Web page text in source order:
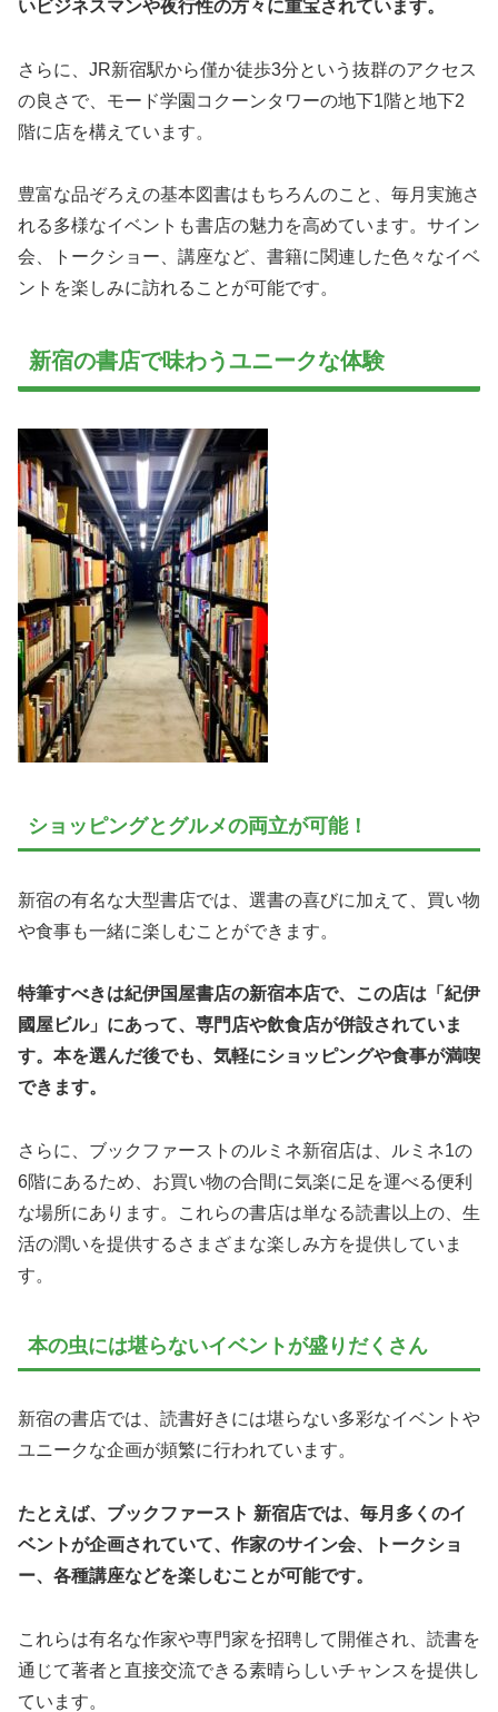
いビジネスマンや夜行性の方々に重宝されています。
さらに、JR新宿駅から僅か徒歩3分という抜群のアクセス
の良さで、モード学園コクーンタワーの地下1階と地下2
階に店を構えています。
豊富な品ぞろえの基本図書はもちろんのこと、毎月実施さ
れる多様なイベントも書店の魅力を高めています。サイン
会、トークショー、講座など、書籍に関連した色々なイベ
ントを楽しみに訪れることが可能です。
新宿の書店で味わうユニークな体験
ショッピングとグルメの両立が可能！
新宿の有名な大型書店では、選書の喜びに加えて、買い物
や食事も一緒に楽しむことができます。
特筆すべきは紀伊国屋書店の新宿本店で、この店は「紀伊
國屋ビル」にあって、専門店や飲食店が併設されていま
す。本を選んだ後でも、気軽にショッピングや食事が満喫
できます。
さらに、ブックファーストのルミネ新宿店は、ルミネ1の
6階にあるため、お買い物の合間に気楽に足を運べる便利
な場所にあります。これらの書店は単なる読書以上の、生
活の潤いを提供するさまざまな楽しみ方を提供していま
す。
本の虫には堪らないイベントが盛りだくさん
新宿の書店では、読書好きには堪らない多彩なイベントや
ユニークな企画が頻繁に行われています。
たとえば、ブックファースト 新宿店では、毎月多くのイ
ベントが企画されていて、作家のサイン会、トークショ
ー、各種講座などを楽しむことが可能です。
これらは有名な作家や専門家を招聘して開催され、読書を
通じて著者と直接交流できる素晴らしいチャンスを提供し
ています。